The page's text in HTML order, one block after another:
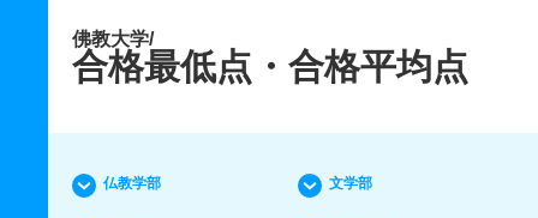
佛教大学/
合格最低点・合格平均点
仏教学部 文学部